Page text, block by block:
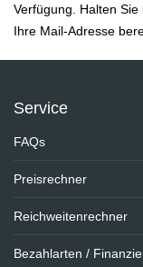
Verfügung. Halten
Ihre Mail-Adresse
Service
FAQs
Preisrechner
Reichweitenrechner
Bezahlarten /